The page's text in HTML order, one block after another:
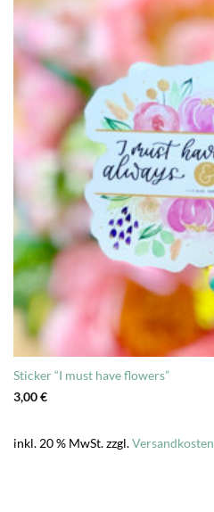
Sticker “I must have flowers”
3,00€
inkl. 20 % MwSt.zzgl.Versandkosten